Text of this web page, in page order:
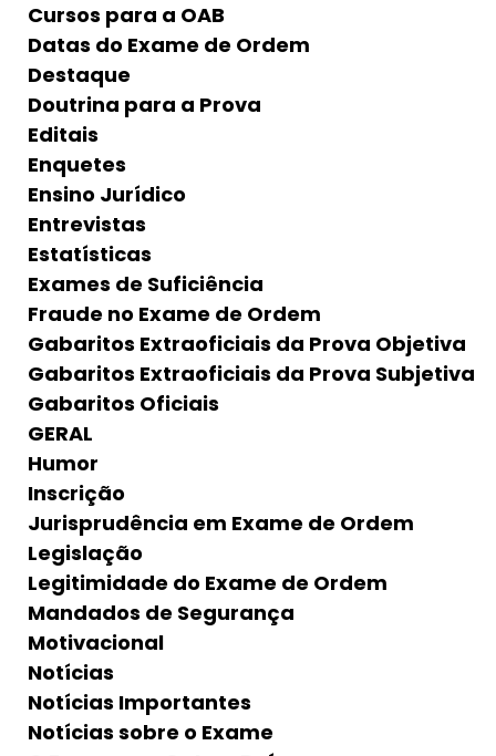
Cursos para a OAB
Datas do Exame de Ordem
Destaque
Doutrina para a Prova
Editais
Enquetes
Ensino Jurídico
Entrevistas
Estatísticas
Exames de Suficiência
Fraude no Exame de Ordem
Gabaritos Extraoficiais da Prova Objetiva
Gabaritos Extraoficiais da Prova Subjetiva
Gabaritos Oficiais
GERAL
Humor
Inscrição
Jurisprudência em Exame de Ordem
Legislação
Legitimidade do Exame de Ordem
Mandados de Segurança
Motivacional
Notícias
Notícias Importantes
Notícias sobre o Exame